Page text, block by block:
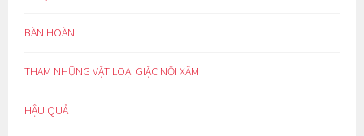
BÀN HOÀN
THAM NHŨNG VẶT LOẠI GIẶC NỘI XÂM
HẬU QUẢ